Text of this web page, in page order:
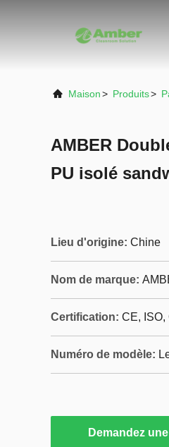
Maison> Produits>
AMBER
PU isolé
Lieu d'origine: Chine
Nom de marque:
Certification: CE, ISO,
Numéro de modèle:
Demandez